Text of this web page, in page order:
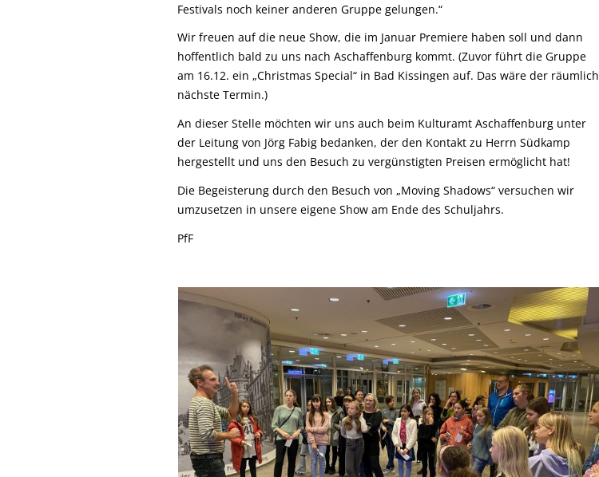
Festivals noch keiner anderen Gruppe gelungen.“
Wir freuen auf die neue Show, die im Januar Premiere haben soll und dann
hoffentlich bald zu uns nach Aschaffenburg kommt. (Zuvor führt die Gruppe
am 16.12. ein „Christmas Special“ in Bad Kissingen auf. Das wäre der räumlich
nächste Termin.)
An dieser Stelle möchten wir uns auch beim Kulturamt Aschaffenburg unter
der Leitung von Jörg Fabig bedanken, der den Kontakt zu Herrn Südkamp
hergestellt und uns den Besuch zu vergünstigten Preisen ermöglicht hat!
Die Begeisterung durch den Besuch von „Moving Shadows“ versuchen wir
umzusetzen in unsere eigene Show am Ende des Schuljahrs.
PfF